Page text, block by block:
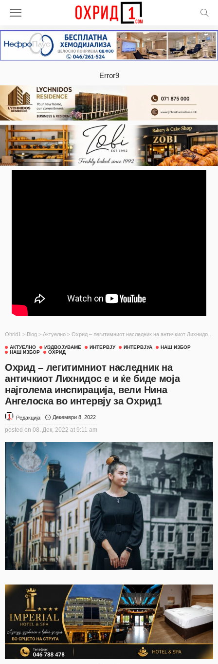
Error9
Ohrid1 > Blog > Актуелно > Охрид – легитимниот наследник на античкиот Лихнидос е и ќе биде моја најголема инспирација, вели Нина Ангелоска во интервју за Охрид1
АКТУЕЛНО ИЗДВОЈУВАМЕ ИНТЕРВЈУ ИНТЕРВЈУА
НАШ ИЗБОР
НАШ ИЗБОР
ОХРИД
Охрид – легитимниот наследник на
античкиот Лихнидос е и ќе биде моја
најголема инспирација, вели Нина
Ангелоска во интервју за Охрид1
Редакција Декември 8, 2022
posted on 08. Дек, 2022 at 9:11 am